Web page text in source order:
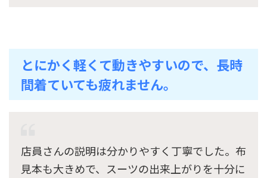
とにかく軽くて動きやすいので、長時
間着ていても疲れません。
店員さんの説明は分かりやすく丁寧でした。布
見本も大きめで、スーツの出来上がりを十分に